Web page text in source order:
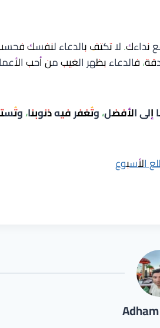
نداءك. لا تكتفِ بالدعاء لنفسك
فالدعاء بظهر الغيب من أحب
إلى الأفضل، وتُغفر فيه ذنوبنا،
الأسبوع